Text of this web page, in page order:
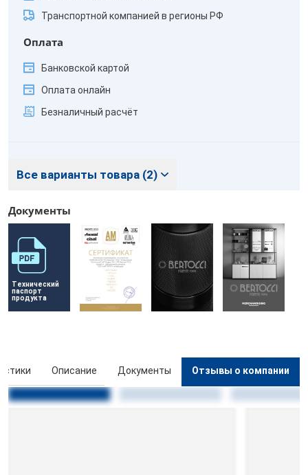
Транспортной компанией в регионы РФ
Оплата
Банковской картой
Оплата онлайн
Безналичный расчёт
Все варианты товара (2)
Документы
Технический
паспорт
продукта
Описание Документы Отзывы о компании